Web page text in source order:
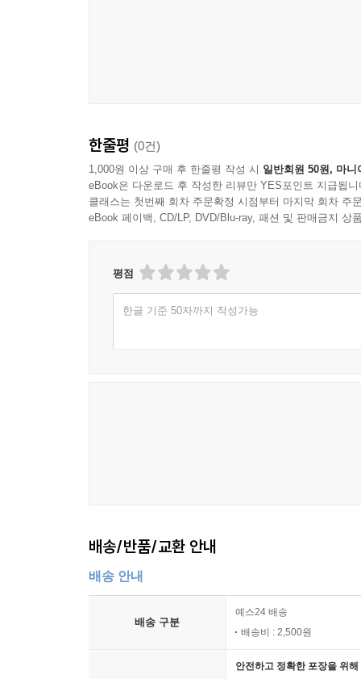
한줄평 (0건)
1,000원 이상 구매 후 한줄평 작성 시 일반회원 50원, 마니
eBook은 다운로드 후 작성한 리뷰만 YES포인트 지급됩니
클래스는 첫번째 회차 주문확정 시점부터 마지막 회차 주
eBook 페이백, CD/LP, DVD/Blu-ray, 패션 및 판매금지 상
평점
한글 기준 50자까지 작성가능
배송/반품/교환 안내
배송 안내
배송 구분
예스24 배송
배송비 : 2,500원
안전하고 정확한 포장을 위